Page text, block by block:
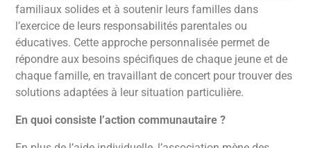
familiaux solides et à soutenir leurs familles dans
l’exercice de leurs responsabilités parentales ou
éducatives. Cette approche personnalisée permet de
répondre aux besoins spécifiques de chaque jeune et de
chaque famille, en travaillant de concert pour trouver des
solutions adaptées à leur situation particulière.
En quoi consiste l’action communautaire ?